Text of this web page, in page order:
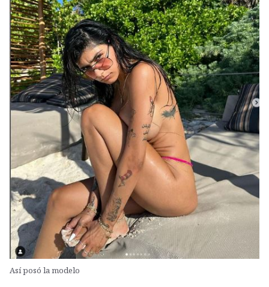
Así posó la modelo